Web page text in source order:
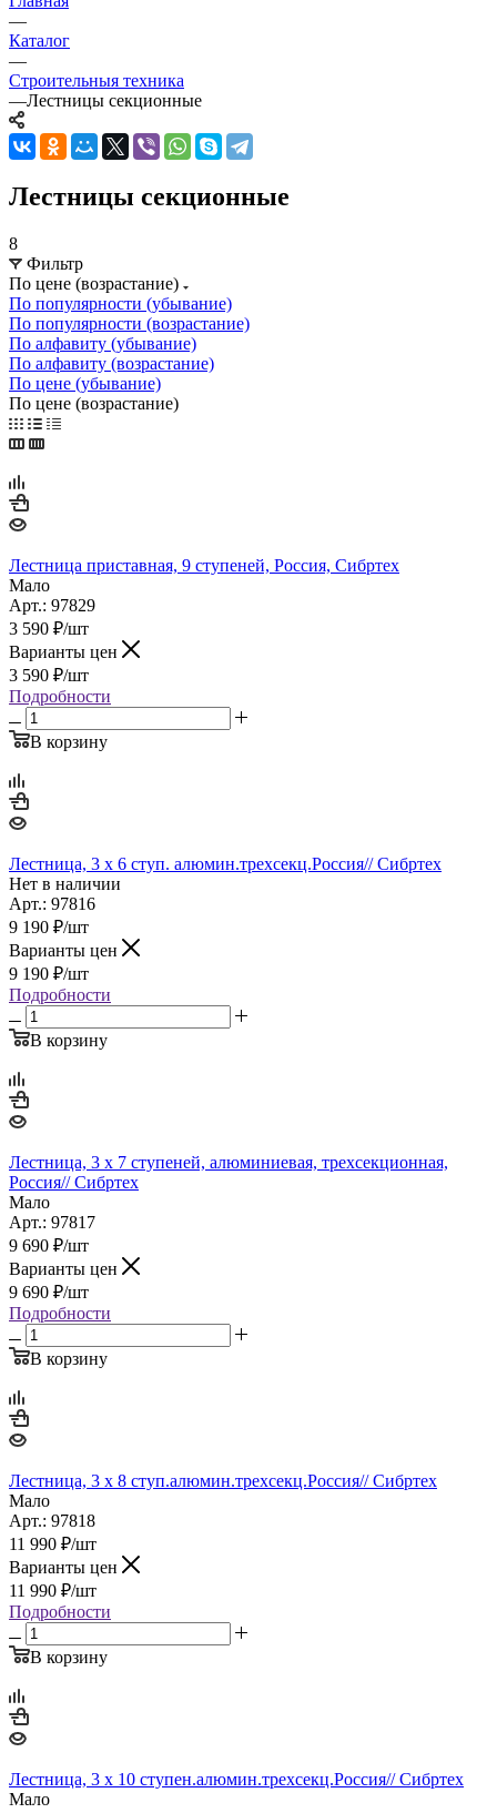
—
Каталог
—
Строительныя техника
—Лестницы секционные
Лестницы секционные
8
Фильтр
По цене (возрастание)
По популярности (убывание)
По популярности (возрастание)
По алфавиту (убывание)
По алфавиту (возрастание)
По цене (убывание)
По цене (возрастание)
Лестница приставная, 9 ступеней, Россия, Сибртех
Мало
Арт.: 97829
3 590 ₽/шт
Варианты цен
3 590 ₽/шт
Подробности
В корзину
Лестница, 3 х 6 ступ. алюмин.трехсекц.Россия// Сибртех
Нет в наличии
Арт.: 97816
9 190 ₽/шт
Варианты цен
9 190 ₽/шт
Подробности
В корзину
Лестница, 3 х 7 ступеней, алюминиевая, трехсекционная,
Россия// Сибртех
Мало
Арт.: 97817
9 690 ₽/шт
Варианты цен
9 690 ₽/шт
Подробности
В корзину
Лестница, 3 х 8 ступ.алюмин.трехсекц.Россия// Сибртех
Мало
Арт.: 97818
11 990 ₽/шт
Варианты цен
11 990 ₽/шт
Подробности
В корзину
Лестница, 3 х 10 ступен.алюмин.трехсекц.Россия// Сибртех
Мало